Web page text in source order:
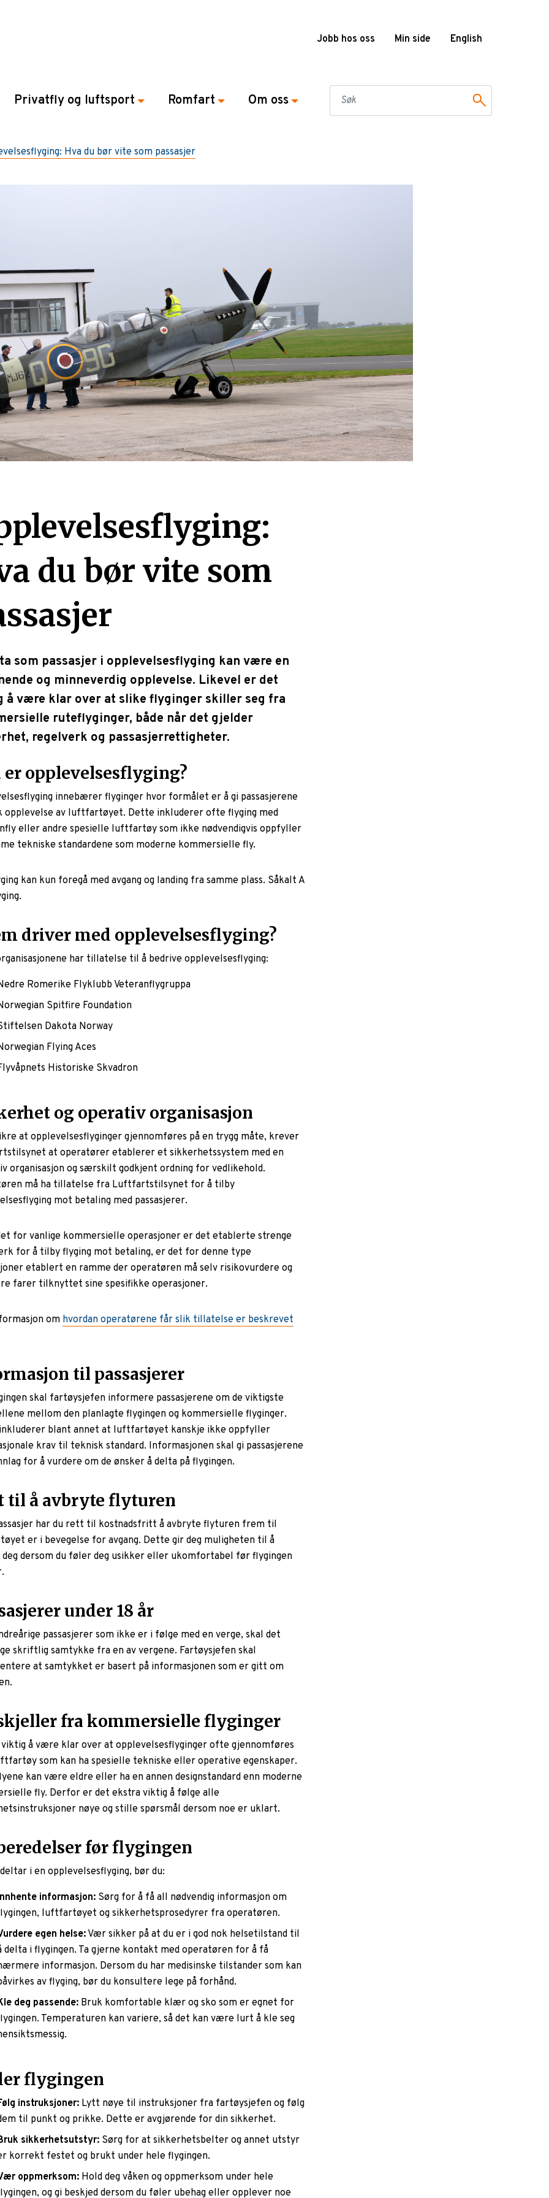
Jobb hos oss Min side English
Privatfly og luftsport Romfart Om oss
Hva du bør vite som passasjer
du bør vite som
som passasjer i opplevelsesflyging kan være en
og minneverdig opplevelse. Likevel er det
å være klar over at slike flyginger skiller seg fra
ruteflyginger, både når det gjelder
regelverk og passasjerrettigheter.
er opplevelsesflyging?
innebærer flyginger hvor formålet er å gi passasjerene
opplevelse av luftfartøyet. Dette inkluderer ofte flyging med
eller andre spesielle luftfartøy som ikke nødvendigvis oppfyller
tekniske standardene som moderne kommersielle fly.
kan kun foregå med avgang og landing fra samme plass. Såkalt A
driver med opplevelsesflyging?
har tillatelse til å bedrive opplevelsesflyging:
Romerike Flyklubb Veteranflygruppa
Spitfire Foundation
Dakota Norway
Flying Aces
Historiske Skvadron
og operativ organisasjon
at opplevelsesflyginger gjennomføres på en trygg måte, krever
at operatører etablerer et sikkerhetssystem med en
organisasjon og særskilt godkjent ordning for vedlikehold.
må ha tillatelse fra Luftfartstilsynet for å tilby
mot betaling med passasjerer.
for vanlige kommersielle operasjoner er det etablerte strenge
for å tilby flyging mot betaling, er det for denne type
etablert en ramme der operatøren må selv risikovurdere og
farer tilknyttet sine spesifikke operasjoner.
om hvordan operatørene får slik tillatelse er beskrevet
til passasjerer
skal fartøysjefen informere passasjerene om de viktigste
mellom den planlagte flygingen og kommersielle flyginger.
blant annet at luftfartøyet kanskje ikke oppfyller
krav til teknisk standard. Informasjonen skal gi passasjerene
for å vurdere om de ønsker å delta på flygingen.
til å avbryte flyturen
har du rett til kostnadsfritt å avbryte flyturen frem til
er i bevegelse for avgang. Dette gir deg muligheten til å
dersom du føler deg usikker eller ukomfortabel før flygingen
under 18 år
passasjerer som ikke er i følge med en verge, skal det
skriftlig samtykke fra en av vergene. Fartøysjefen skal
at samtykket er basert på informasjonen som er gitt om
fra kommersielle flyginger
å være klar over at opplevelsesflyginger ofte gjennomføres
som kan ha spesielle tekniske eller operative egenskaper.
kan være eldre eller ha en annen designstandard enn moderne
fly. Derfor er det ekstra viktig å følge alle
nøye og stille spørsmål dersom noe er uklart.
før flygingen
i en opplevelsesflyging, bør du:
informasjon: Sørg for å få all nødvendig informasjon om
luftfartøyet og sikkerhetsprosedyrer fra operatøren.
egen helse:Vær sikker på at du er i god nok helsetilstand til
delta i flygingen. Ta gjerne kontakt med operatøren for å få
informasjon. Dersom du har medisinske tilstander som kan
av flyging, bør du konsultere lege på forhånd.
deg passende: Bruk komfortable klær og sko som er egnet for
Temperaturen kan variere, så det kan være lurt å kle seg
flygingen
instruksjoner: Lytt nøye til instruksjoner fra fartøysjefen og følg
til punkt og prikke. Dette er avgjørende for din sikkerhet.
sikkerhetsutstyr: Sørg for at sikkerhetsbelter og annet utstyr
korrekt festet og brukt under hele flygingen.
oppmerksom: Hold deg våken og oppmerksom under hele
og gi beskjed dersom du føler ubehag eller opplever noe